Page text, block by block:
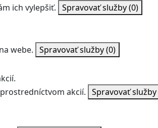
ich vylepšiť. Spravovať služby(0)
webe. Spravovať služby(0)
akcií. Spravovať služby